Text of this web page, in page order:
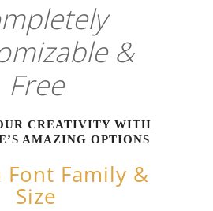
&
Free
CREATIVITY WITH
AMAZING OPTIONS
Font Family &
Size